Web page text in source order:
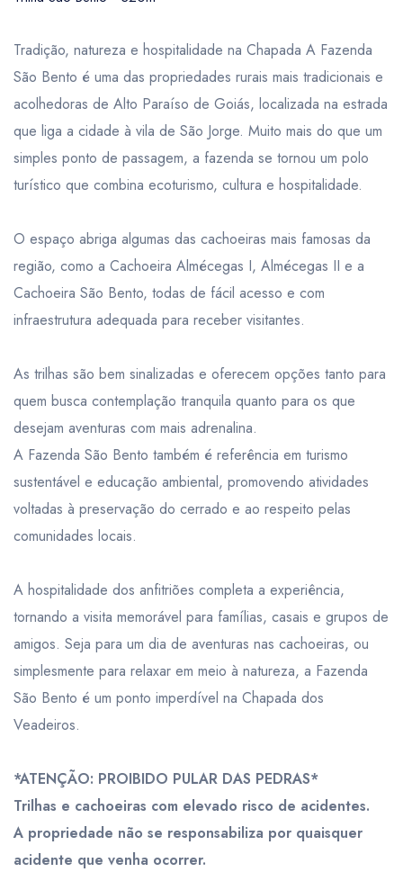
Tradição, natureza e hospitalidade na Chapada A Fazenda
São Bento é uma das propriedades rurais mais tradicionais e
acolhedoras de Alto Paraíso de Goiás, localizada na estrada
que liga a cidade à vila de São Jorge. Muito mais do que um
simples ponto de passagem, a fazenda se tornou um polo
turístico que combina ecoturismo, cultura e hospitalidade.
O espaço abriga algumas das cachoeiras mais famosas da
região, como a Cachoeira Almécegas I, Almécegas II e a
Cachoeira São Bento, todas de fácil acesso e com
infraestrutura adequada para receber visitantes.
As trilhas são bem sinalizadas e oferecem opções tanto para
quem busca contemplação tranquila quanto para os que
desejam aventuras com mais adrenalina.
A Fazenda São Bento também é referência em turismo
sustentável e educação ambiental, promovendo atividades
voltadas à preservação do cerrado e ao respeito pelas
comunidades locais.
A hospitalidade dos anfitriões completa a experiência,
tornando a visita memorável para famílias, casais e grupos de
amigos. Seja para um dia de aventuras nas cachoeiras, ou
simplesmente para relaxar em meio à natureza, a Fazenda
São Bento é um ponto imperdível na Chapada dos
Veadeiros.
*ATENÇÃO: PROIBIDO PULAR DAS PEDRAS*
Trilhas e cachoeiras com elevado risco de acidentes.
A propriedade não se responsabiliza por quaisquer
acidente que venha ocorrer.